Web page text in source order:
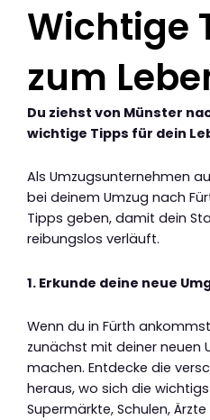
Wichtige
zum
Du ziehst von Münster
wichtige Tipps für dein
Als Umzugsunternehmen
bei deinem Umzug nach
Tipps geben, damit dein
reibungslos verläuft.
1. Erkunde deine neue
Wenn du in Fürth
zunächst mit deiner neuen
machen. Entdecke die
heraus, wo sich die
Supermärkte, Schulen,